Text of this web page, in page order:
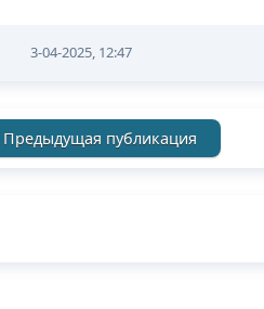
3-04-2025, 12:47
Предыдущая публикация